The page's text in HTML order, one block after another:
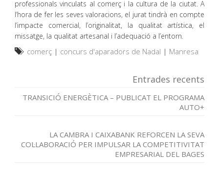
professionals vinculats al comerç i la cultura de la ciutat. A
l’hora de fer les seves valoracions, el jurat tindrà en compte
l’impacte comercial, l’originalitat, la qualitat artística, el
missatge, la qualitat artesanal i l’adequació a l’entorn.
comerç | concurs d'aparadors de Nadal | Manresa
Entrades recents
TRANSICIÓ ENERGÈTICA – PUBLICAT EL PROGRAMA
AUTO+
LA CAMBRA I CAIXABANK REFORCEN LA SEVA
COL·LABORACIÓ PER IMPULSAR LA COMPETITIVITAT
EMPRESARIAL DEL BAGES